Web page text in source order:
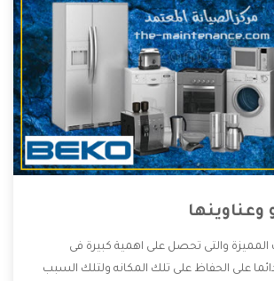
وعناوينها
والتى تحصل على اهمية كبيرة فى
على الحفاظ على تلك المكانه ولتلك السبب